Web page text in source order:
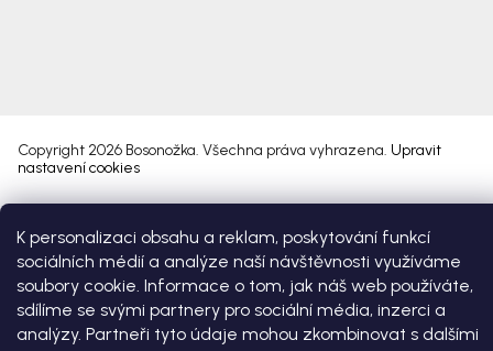
K personalizaci obsahu a reklam, poskytování funkcí
sociálních médií a analýze naší návštěvnosti využíváme
soubory cookie. Informace o tom, jak náš web používáte,
sdílíme se svými partnery pro sociální média, inzerci a
analýzy. Partneři tyto údaje mohou zkombinovat s dalšími
Copyright 2026 Bosonožka. Všechna práva vyhrazena. Upravit
nastavení cookies